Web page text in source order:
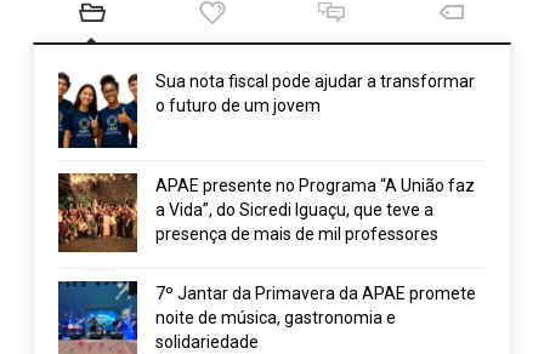
Sua nota fiscal pode ajudar a transformar
o futuro de um jovem
APAE presente no Programa “A União faz
a Vida”, do Sicredi Iguaçu, que teve a
presença de mais de mil professores
7º Jantar da Primavera da APAE promete
noite de música, gastronomia e
solidariedade